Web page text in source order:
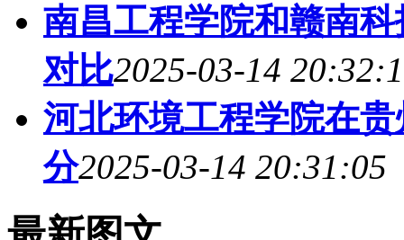
南昌工程学院和赣南
对比2025-03-14
河北环境工程学院在
分2025-03-14 20:31:05